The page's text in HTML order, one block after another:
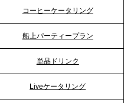
体験としてのケータ
神奈川エリアのサー
い「場づくり」をサ
コーヒーケータリング
船上パーティープラン
単品ドリンク
Liveケータリング